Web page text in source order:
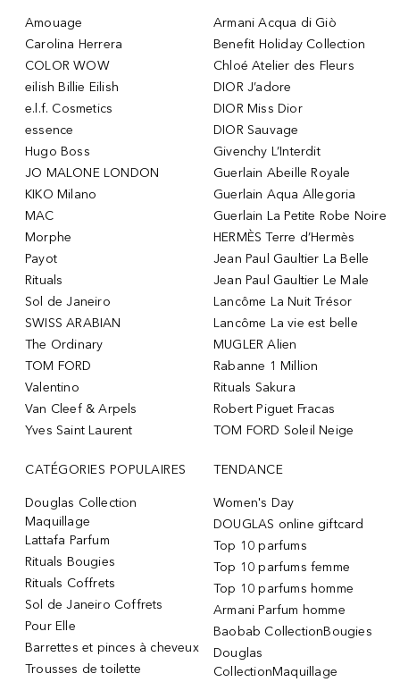
Amouage
Carolina Herrera
COLOR WOW
eilish Billie Eilish
e.l.f. Cosmetics
essence
Hugo Boss
JO MALONE LONDON
KIKO Milano
MAC
Morphe
Payot
Rituals
Sol de Janeiro
SWISS ARABIAN
The Ordinary
TOM FORD
Valentino
Van Cleef & Arpels
Yves Saint Laurent
Armani Acqua di Giò
Benefit Holiday Collection
Chloé Atelier des Fleurs
DIOR J’adore
DIOR Miss Dior
DIOR Sauvage
Givenchy L’Interdit
Guerlain Abeille Royale
Guerlain Aqua Allegoria
Guerlain La Petite Robe Noire
HERMÈS Terre d’Hermès
Jean Paul Gaultier La Belle
Jean Paul Gaultier Le Male
Lancôme La Nuit Trésor
Lancôme La vie est belle
MUGLER Alien
Rabanne 1 Million
Rituals Sakura
Robert Piguet Fracas
TOM FORD Soleil Neige
CATÉGORIES POPULAIRES
Douglas Collection
Maquillage
Lattafa Parfum
Rituals Bougies
Rituals Coffrets
Sol de Janeiro Coffrets
Pour Elle
Barrettes et pinces à cheveux
Trousses de toilette
TENDANCE
Women's Day
DOUGLAS online giftcard
Top 10 parfums
Top 10 parfums femme
Top 10 parfums homme
Armani Parfum homme
Baobab CollectionBougies
Douglas
CollectionMaquillage